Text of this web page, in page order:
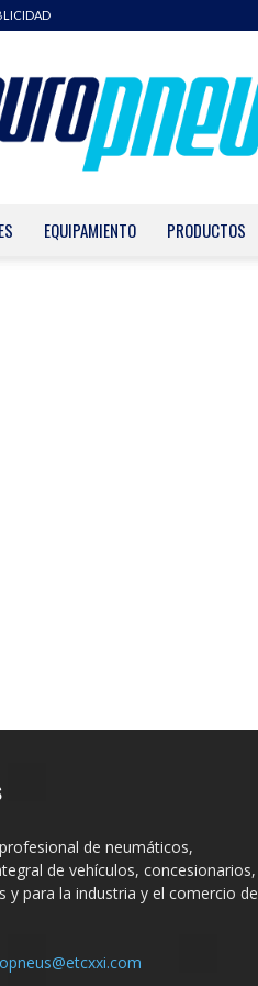
EQUIPAMIENTO PRODUCTOS
de neumáticos,
de vehículos, concesionarios,
y para la industria y el comercio de